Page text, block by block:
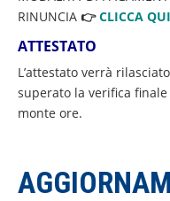
RINUNCIA 👉CLICCA QUI
ATTESTATO
L’attestato verrà
superato la verifica
monte ore.